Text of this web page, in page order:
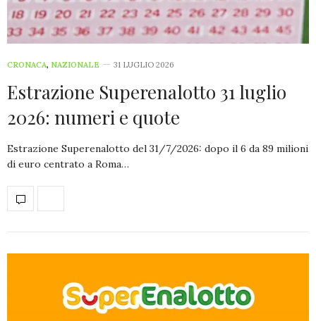
CRONACA, NAZIONALE 31 LUGLIO 2026
Estrazione Superenalotto 31 luglio
2026: numeri e quote
Estrazione Superenalotto del 31/7/2026: dopo il 6 da 89 milioni
di euro centrato a Roma…